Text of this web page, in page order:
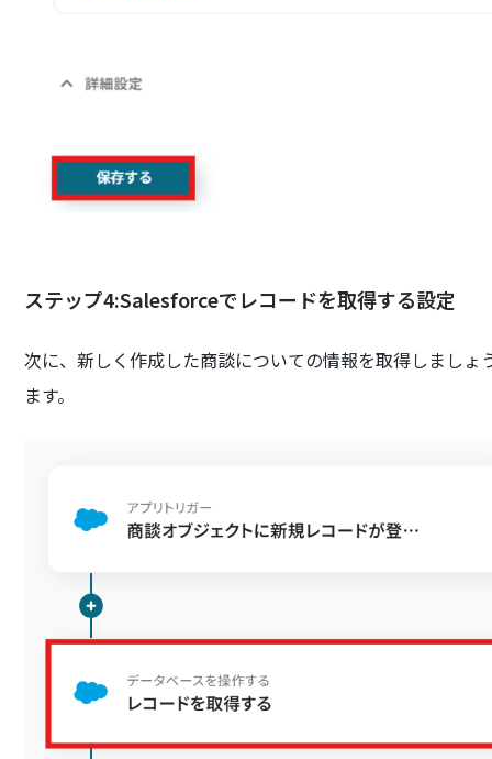
ステップ4:Salesforceでレコードを取得する設定
次に、新しく作成した商談についての情報を取得しまし
ます。